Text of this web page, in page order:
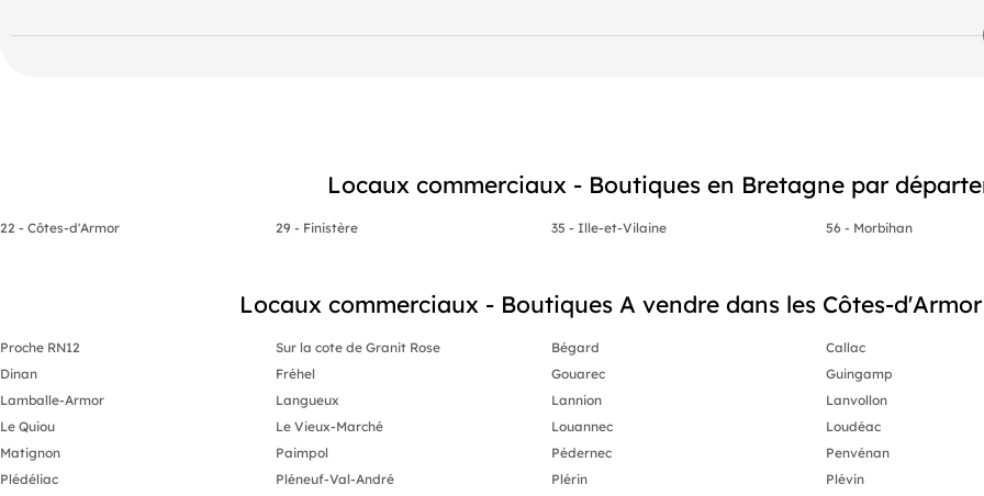
Locaux commerciaux - Boutiques en Bretagne par
22 - Côtes-d'Armor 29 - Finistère 35 - Ille-et-Vilaine 56 - Morbihan
Locaux commerciaux - Boutiques A vendre dans les Côtes-
Proche RN12 Sur la cote de Granit Rose Bégard Callac
Dinan
Fréhel Gouarec Guingamp
Lamballe-Armor
Langueux Lannion Lanvollon
Le Quiou
Le Vieux-Marché Louannec Loudéac
Matignon
Paimpol Pédernec Penvénan
Plédéliac
Pléneuf-Val-André Plérin Plévin